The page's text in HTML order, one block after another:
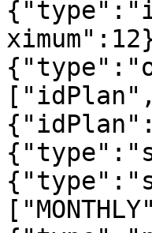
{"idPlan":